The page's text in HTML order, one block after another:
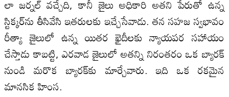
లా జర్నల్ వచ్చేది, కానీ జైలు అధికారి అతని పేరుతో ఉన్న
స్టిక్కర్‌ను తీసివేసి ఇతరులకు ఇచ్చేసేవాడు. తన సహజ స్వభావం
రీత్యా జైలులో ఉన్న యితర ఖైదీలకు న్యాయపర సహాయం
చేస్తాడు కాబట్టి, ఎరవాడ జైలులో అతన్ని నిరంతరం ఒక బ్యారక్
నుండి మరొక బ్యారక్‌కు మార్చేవారు. ఇది ఒక రకమైన
మానసిక హింస.